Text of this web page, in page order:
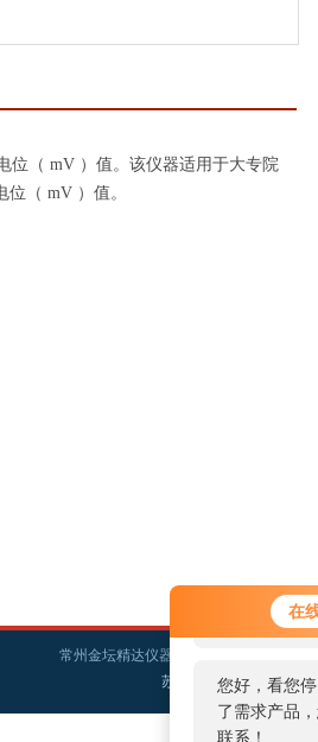
在
您好！欢迎
服务，请问
您好，看您
了需求产品
联系！
位（ mV ）值。 该仪器适用于大专院
位（ mV ）值。
常州金坛精达仪器制造有限公司版权所有
苏ICP备11059457号-10